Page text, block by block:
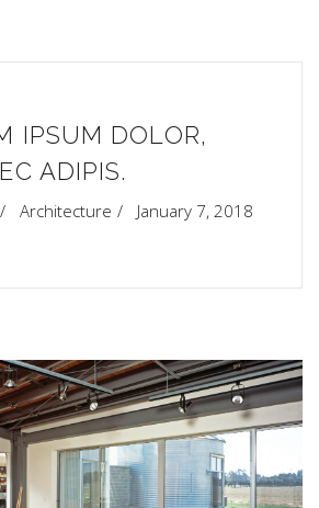
IPSUM DOLOR,
ADIPIS.
Architecture January 7, 2018